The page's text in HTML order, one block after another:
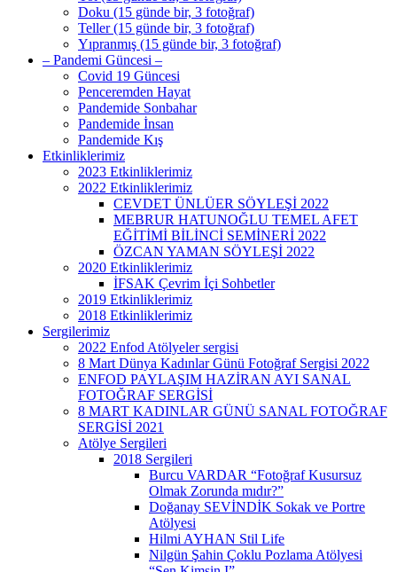
Doku (15 günde bir, 3 fotoğraf)
Teller (15 günde bir, 3 fotoğraf)
Yıpranmış (15 günde bir, 3 fotoğraf)
– Pandemi Güncesi –
Covid 19 Güncesi
Penceremden Hayat
Pandemide Sonbahar
Pandemide İnsan
Pandemide Kış
Etkinliklerimiz
2023 Etkinliklerimiz
2022 Etkinliklerimiz
CEVDET ÜNLÜER SÖYLEŞİ 2022
MEBRUR HATUNOĞLU TEMEL AFET
EĞİTİMİ BİLİNCİ SEMİNERİ 2022
ÖZCAN YAMAN SÖYLEŞİ 2022
2020 Etkinliklerimiz
İFSAK Çevrim İçi Sohbetler
2019 Etkinliklerimiz
2018 Etkinliklerimiz
Sergilerimiz
2022 Enfod Atölyeler sergisi
8 Mart Dünya Kadınlar Günü Fotoğraf Sergisi 2022
ENFOD PAYLAŞIM HAZİRAN AYI SANAL
FOTOĞRAF SERGİSİ
8 MART KADINLAR GÜNÜ SANAL FOTOĞRAF
SERGİSİ 2021
Atölye Sergileri
2018 Sergileri
Burcu VARDAR “Fotoğraf Kusursuz
Olmak Zorunda mıdır?”
Doğanay SEVİNDİK Sokak ve Portre
Atölyesi
Hilmi AYHAN Stil Life
Nilgün Şahin Çoklu Pozlama Atölyesi